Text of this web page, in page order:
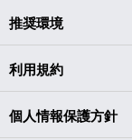
推奨環境
利用規約
個人情報保護方針